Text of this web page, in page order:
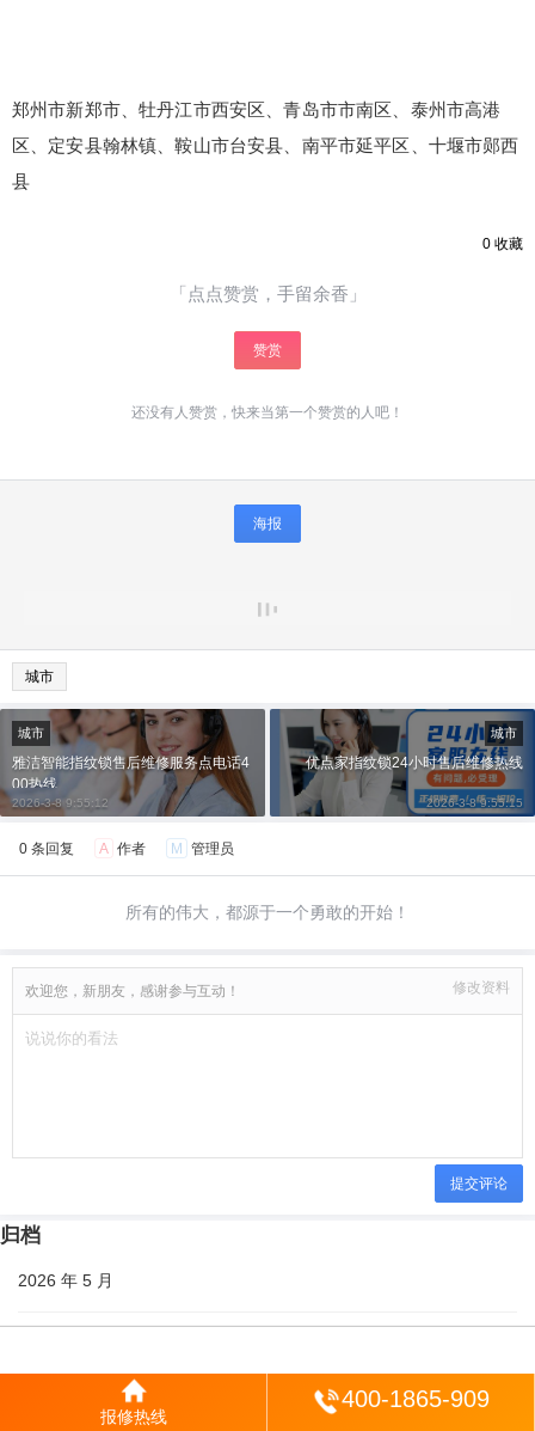
郑州市新郑市、牡丹江市西安区、青岛市市南区、泰州市高港
区、定安县翰林镇、鞍山市台安县、南平市延平区、十堰市郧西
县
0 收藏
「点点赞赏，手留余香」
赞赏
还没有人赞赏，快来当第一个赞赏的人吧！
海报
城市
城市
雅洁智能指纹锁售后维修服务点电话4
00热线
2026-3-8 9:55:12
城市
优点家指纹锁24小时售后维修热线
2026-3-8 9:55:15
0 条回复 A 作者 M 管理员
所有的伟大，都源于一个勇敢的开始！
欢迎您，新朋友，感谢参与互动！ 修改资料
提交评论
归档
2026 年 5 月
2026 年 3 月
报修热线
400-1865-909